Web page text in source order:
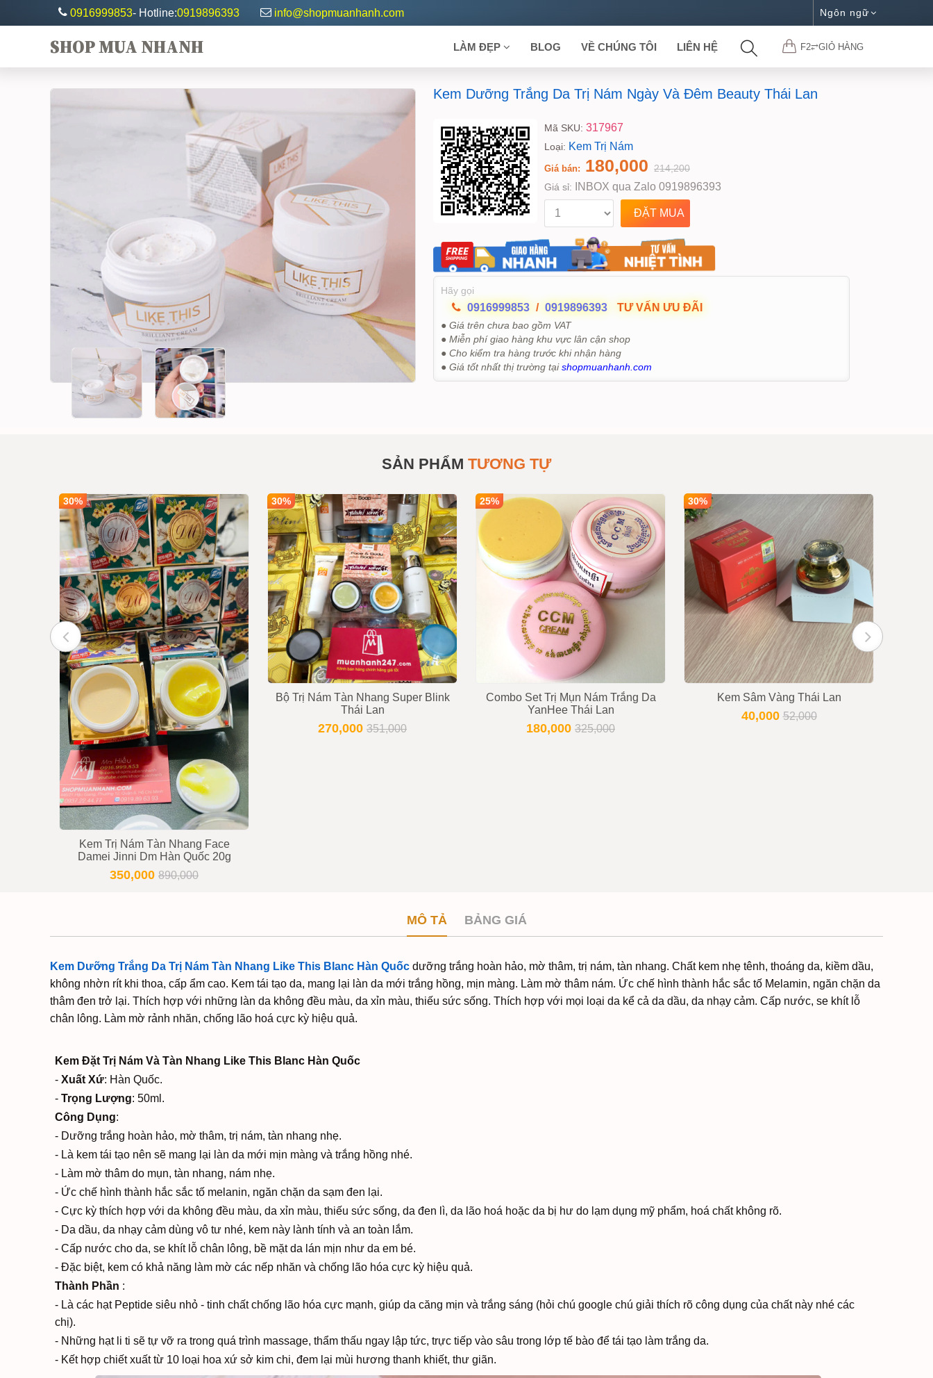
0916999853- Hotline:0919896393 info@shopmuanhanh.com Ngôn ngữ
SHOP MUA NHANH F2⥂GIỎ HÀNG
LÀM ĐẸP BLOG VỀ CHÚNG TÔI LIÊN HỆ
Kem Dưỡng Trắng Da Trị Nám Ngày Và Đêm Beauty Thái Lan
Mã SKU: 317967
Loại: Kem Trị Nám
Giá bán: 180,000 214,200
Giá sỉ: INBOX qua Zalo 0919896393
Hãy gọi
0916999853 / 0919896393 TƯ VẤN ƯU ĐÃI
● Giá trên chưa bao gồm VAT
● Miễn phí giao hàng khu vực lân cận shop
● Cho kiểm tra hàng trước khi nhận hàng
● Giá tốt nhất thị trường tạishopmuanhanh.com
SẢN PHẨM TƯƠNG TỰ
30%
Kem Trị Nám Tàn Nhang Face
Damei Jinni Dm Hàn Quốc 20g
350,000 890,000
30%
Bộ Trị Nám Tàn Nhang Super Blink
Thái Lan
270,000 351,000
25%
Combo Set Trị Mụn Nám Trắng Da
YanHee Thái Lan
180,000 325,000
30%
Kem Sâm Vàng Thái Lan
40,00052,000
MÔ TẢ BẢNG GIÁ
Kem Dưỡng Trắng Da Trị Nám Tàn Nhang Like This Blanc Hàn Quốc dưỡng trắng hoàn hảo, mờ thâm, trị nám, tàn nhang. Chất kem nhẹ tênh, thoáng da, kiềm dầu,
không nhờn rít khi thoa, cấp ẩm cao. Kem tái tạo da, mang lại làn da mới trắng hồng, mịn màng. Làm mờ thâm nám. Ức chế hình thành hắc sắc tố Melamin, ngăn chặn da
thâm đen trở lại. Thích hợp với những làn da không đều màu, da xỉn màu, thiếu sức sống. Thích hợp với mọi loại da kể cả da dầu, da nhạy cảm. Cấp nước, se khít lỗ
chân lông. Làm mờ rảnh nhăn, chống lão hoá cực kỳ hiệu quả.
Kem Đặt Trị Nám Và Tàn Nhang Like This Blanc Hàn Quốc
- Xuất Xứ: Hàn Quốc.
- Trọng Lượng: 50ml.
Công Dụng:
- Dưỡng trắng hoàn hảo, mờ thâm, trị nám, tàn nhang nhẹ.
- Là kem tái tạo nên sẽ mang lại làn da mới mịn màng và trắng hồng nhé.
- Làm mờ thâm do mụn, tàn nhang, nám nhẹ.
- Ức chế hình thành hắc sắc tố melanin, ngăn chặn da sạm đen lại.
- Cực kỳ thích hợp với da không đều màu, da xỉn màu, thiếu sức sống, da đen lì, da lão hoá hoặc da bị hư do lạm dụng mỹ phẩm, hoá chất không rõ.
- Da dầu, da nhạy cảm dùng vô tư nhé, kem này lành tính và an toàn lắm.
- Cấp nước cho da, se khít lỗ chân lông, bề mặt da lán mịn như da em bé.
- Đặc biệt, kem có khả năng làm mờ các nếp nhăn và chống lão hóa cực kỳ hiệu quả.
Thành Phần :
- Là các hạt Peptide siêu nhỏ - tinh chất chống lão hóa cực mạnh, giúp da căng mịn và trắng sáng (hỏi chú google chú giải thích rõ công dụng của chất này nhé các
chị).
- Những hạt li ti sẽ tự vỡ ra trong quá trình massage, thẩm thấu ngay lập tức, trực tiếp vào sâu trong lớp tế bào để tái tạo làm trắng da.
- Kết hợp chiết xuất từ 10 loại hoa xứ sở kim chi, đem lại mùi hương thanh khiết, thư giãn.